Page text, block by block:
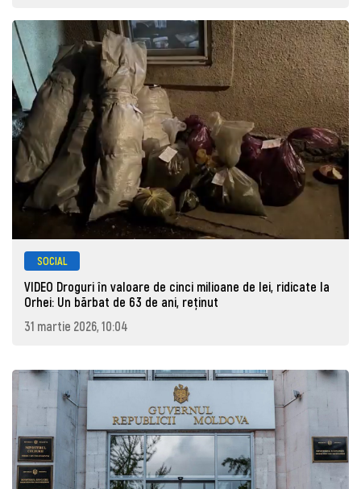
SOCIAL
VIDEO Droguri în valoare de cinci milioane de lei, ridicate la
Orhei: Un bărbat de 63 de ani, reţinut
31 martie 2026, 10:04